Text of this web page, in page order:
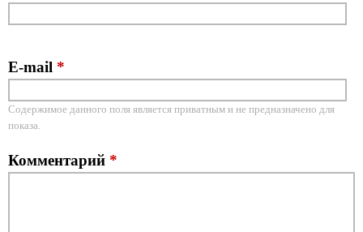
E-mail *
Содержимое данного поля является приватным и не предназначено для
показа.
Комментарий *